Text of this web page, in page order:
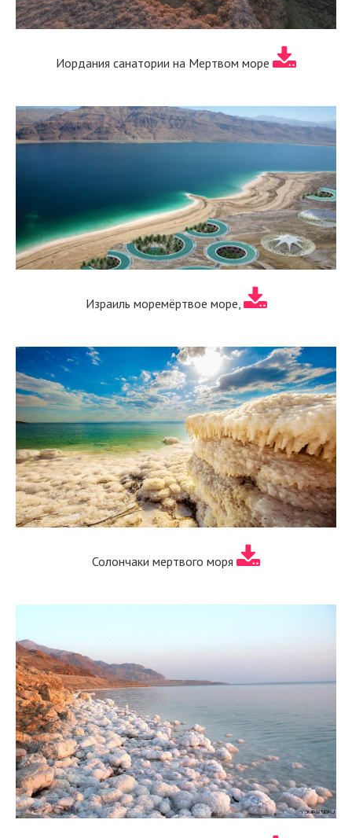
Иордания санатории на Мертвом море
Израиль моремёртвое море,
Солончаки мертвого моря